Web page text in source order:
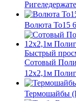
Волюта То15
Быстрый
Сотовый
12х2,1м
Термошайбы